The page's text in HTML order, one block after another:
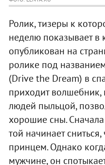
Ролик, тизеры к
неделю показывает
опубликован на
ролике под
(Drive the Dream) в
приходит волшебник,
людей пыльцой,
хорошие сны.
той начинает
принцем. Однако
мужчине, он